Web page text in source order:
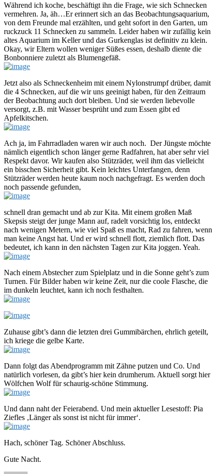
Während ich koche, beschäftigt ihn die Frage, wie sich Schnecken
vermehren. Ja, äh…Er erinnert sich an das Beobachtungsaquarium,
von dem Freunde mal erzählten, und geht sofort in den Garten, um
ruckzuck 11 Schnecken zu sammeln. Leider haben wir zufällig kein
altes Aquarium im Keller und das Gurkenglas ist definitiv zu klein.
Okay, wir Eltern wollen weniger Süßes essen, deshalb diente die
Bonbonniere zuletzt als Blumengefäß.
Jetzt also als Schneckenheim mit einem Nylonstrumpf drüber, damit
die 4 Schnecken, auf die wir uns geeinigt haben, für den Zeitraum
der Beobachtung auch dort bleiben. Und sie werden liebevolle
versorgt, z.B. mit Wasser besprüht und zum Essen gibt ed
Apfelkitschen.
Ach ja, im Fahrradladen waren wir auch noch. Der Jüngste möchte
nämlich eigentlich schon länger gerne Radfahren, hat aber sehr viel
Respekt davor. Wir kaufen also Stützräder, weil ihm das vielleicht
ein bisschen Sicherheit gibt. Kein leichtes Unterfangen, denn
Stützräder werden heute kaum noch nachgefragt. Es werden doch
noch passende gefunden,
schnell dran gemacht und ab zur Kita. Mit einem großen Maß
Skepsis steigt der junge Mann auf, radelt vorsichtig los, entdeckt
nach wenigen Metern, wie viel Spaß es macht, Rad zu fahren, wenn
man keine Angst hat. Und er wird schnell flott, ziemlich flott. Das
bedeutet, ich kann in den nächsten Tagen zur Kita joggen. Yeah.
Nach einem Abstecher zum Spielplatz und in die Sonne geht’s zum
Turnen. Für Bilder haben wir keine Zeit, nur die coole Flasche, die
im dunkeln leuchtet, kann ich noch festhalten.
Zuhause gibt’s dann die letzten drei Gummibärchen, ehrlich geteilt,
ich kriege die gelbe Karte.
Dann folgt das Abendprogramm mit Zähne putzen und Co. Und
natürlich vorlesen, da gibt’s hier kein drumherum. Aktuell sorgt hier
Wölfchen Wolf für schaurig-schöne Stimmung.
Und dann naht der Feierabend. Und mein aktueller Lesestoff: Pia
Ziefles ‚Länger als sonst ist nicht für immer‘.
Hach, schöner Tag. Schöner Abschluss.
Gute Nacht.